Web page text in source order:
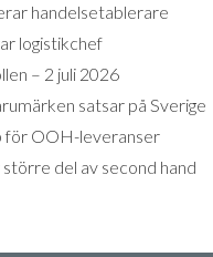
handelsetablerare
logistikchef
– 2 juli 2026
satsar på Sverige
för OOH-leveranser
del av second hand